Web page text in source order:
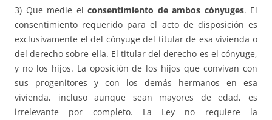
3) Que medie el consentimiento de ambos cónyuges. El
consentimiento requerido para el acto de disposición es
exclusivamente el del cónyuge del titular de esa vivienda o
del derecho sobre ella. El titular del derecho es el cónyuge,
y no los hijos. La oposición de los hijos que convivan con
sus progenitores y con los demás hermanos en esa
vivienda, incluso aunque sean mayores de edad, es
irrelevante por completo. La Ley no requiere la